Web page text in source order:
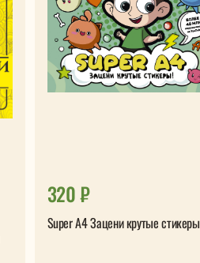
320 ₽
Super А4 Зацени крутые стикеры